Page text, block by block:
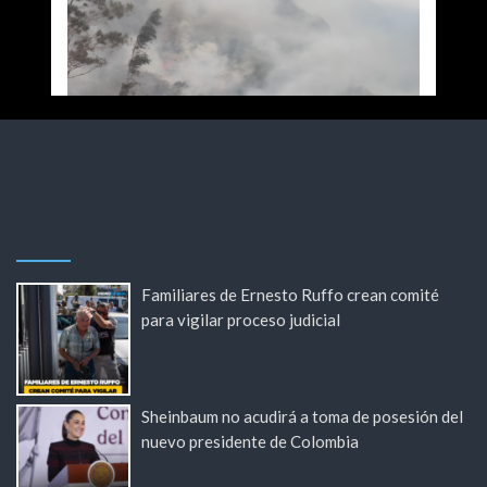
Familiares de Ernesto Ruffo crean comité
para vigilar proceso judicial
Sheinbaum no acudirá a toma de posesión del
nuevo presidente de Colombia